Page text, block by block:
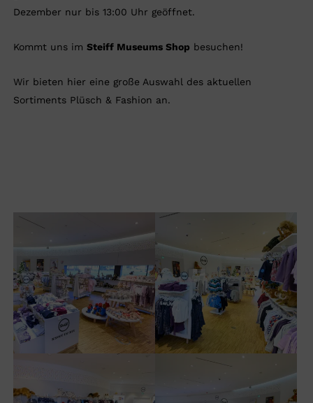
Dezember nur bis 13:00 Uhr geöffnet.
Kommt uns imSteiff Museums Shop besuchen!
Wir bieten hier eine große Auswahl des aktuellen
Sortiments Plüsch & Fashion an.